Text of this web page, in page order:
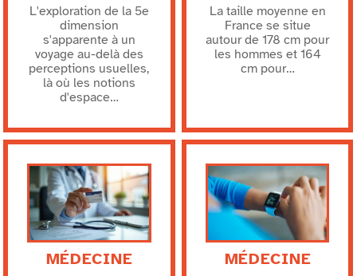
L'exploration de la 5e
dimension
s'apparente à un
voyage au-delà des
perceptions usuelles,
là où les notions
d'espace…
La taille moyenne en
France se situe
autour de 178 cm pour
les hommes et 164
cm pour…
MÉDECINE MÉDECINE